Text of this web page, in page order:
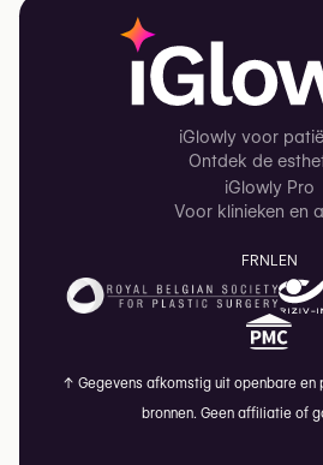
iGlowly voor
Ontdek de
iGlowly Pro
Voor klinieken en
FRNLEN
↑ Gegevens afkomstig uit openbare
bronnen. Geen affiliatie of